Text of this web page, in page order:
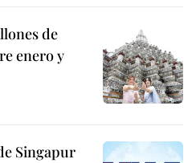
de
enero y
Singapur